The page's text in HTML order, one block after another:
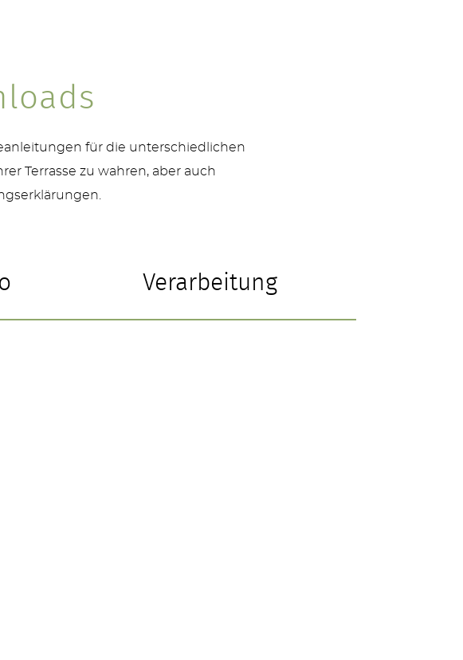
für die unterschiedlichen
Terrasse zu wahren, aber auch
Verarbeitung